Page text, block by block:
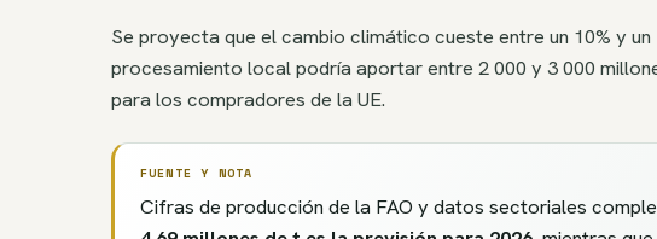
Se proyecta que el cambio climático cueste entre un 10% y
procesamiento local podría aportar entre 2 000 y 3 000
para los compradores de la UE.
FUENTE Y NOTA
Cifras de producción de la FAO y datos sectoriales